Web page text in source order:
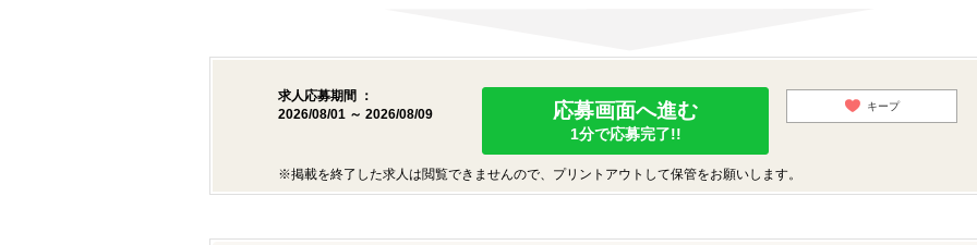
求人応募期間 ：
2026/08/01 ～ 2026/08/09
応募画面へ進む
1分で応募完了!!
キープ
※掲載を終了した求人は閲覧できませんので、プリントアウトして保管をお願いします。